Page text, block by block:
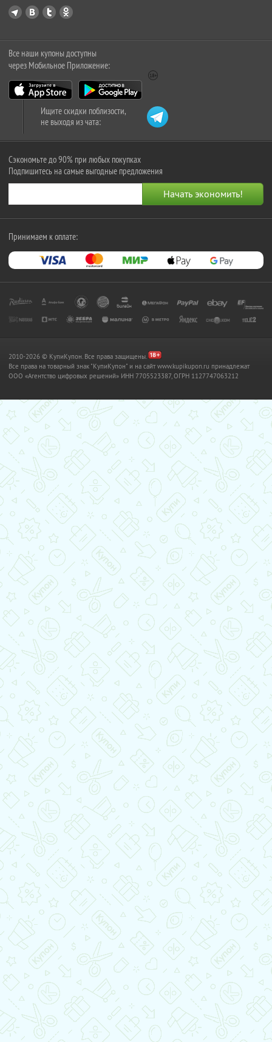
Все наши купоны доступны
через Мобильное Приложение:
Ищите скидки поблизости,
не выходя из чата:
Сэкономьте до 90% при любых покупках
Подпишитесь на самые выгодные предложения
Принимаем к оплате:
2010-2026 © КупиКупон. Все права защищены.
Все права на товарный знак "КупиКупон" и на сайт www.kupikupon.ru принадлежат
OOO «Агентство цифровых решений» ИНН 7705523387, ОГРН 1127747063212